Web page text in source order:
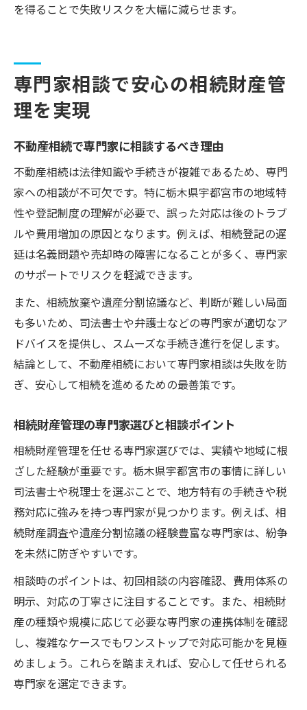
を得ることで失敗リスクを大幅に減らせます。
専門家相談で安心の相続財産管
理を実現
不動産相続で専門家に相談するべき理由
不動産相続は法律知識や手続きが複雑であるため、専門
家への相談が不可欠です。特に栃木県宇都宮市の地域特
性や登記制度の理解が必要で、誤った対応は後のトラブ
ルや費用増加の原因となります。例えば、相続登記の遅
延は名義問題や売却時の障害になることが多く、専門家
のサポートでリスクを軽減できます。
また、相続放棄や遺産分割協議など、判断が難しい局面
も多いため、司法書士や弁護士などの専門家が適切なア
ドバイスを提供し、スムーズな手続き進行を促します。
結論として、不動産相続において専門家相談は失敗を防
ぎ、安心して相続を進めるための最善策です。
相続財産管理の専門家選びと相談ポイント
相続財産管理を任せる専門家選びでは、実績や地域に根
ざした経験が重要です。栃木県宇都宮市の事情に詳しい
司法書士や税理士を選ぶことで、地方特有の手続きや税
務対応に強みを持つ専門家が見つかります。例えば、相
続財産調査や遺産分割協議の経験豊富な専門家は、紛争
を未然に防ぎやすいです。
相談時のポイントは、初回相談の内容確認、費用体系の
明示、対応の丁寧さに注目することです。また、相続財
産の種類や規模に応じて必要な専門家の連携体制を確認
し、複雑なケースでもワンストップで対応可能かを見極
めましょう。これらを踏まえれば、安心して任せられる
専門家を選定できます。